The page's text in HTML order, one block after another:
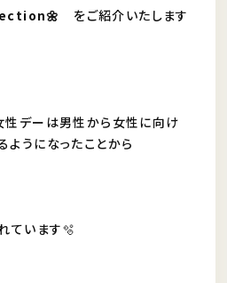
をご紹介いたします
デーは男性から女性に向け
ようになったことから
ています🫧